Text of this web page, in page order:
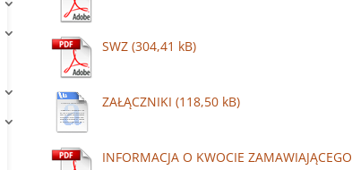
SWZ
ZAŁĄCZNIKI
INFORMACJA O KWOCIE ZAMAWIAJĄCEGO